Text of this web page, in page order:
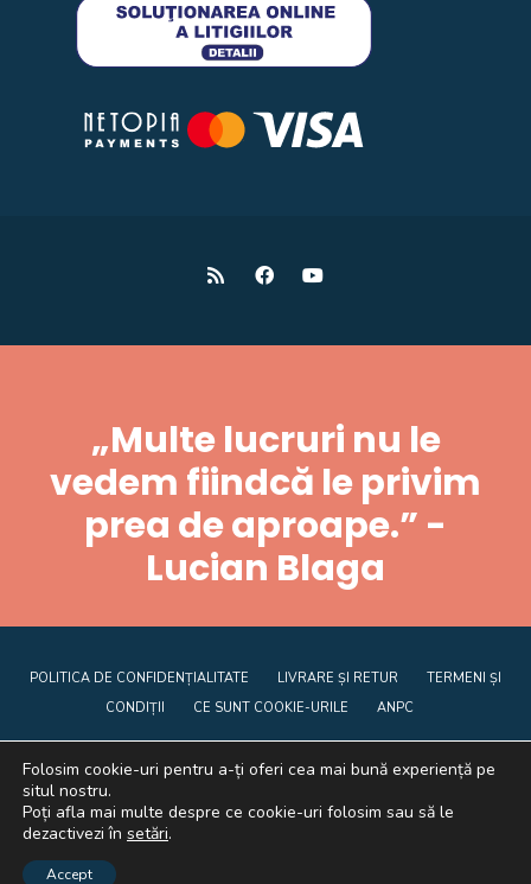
„Multe lucruri nu le
vedem fiindcă le privim
prea de aproape.” -
Lucian Blaga
POLITICA DE CONFIDENȚIALITATE LIVRARE ȘI RETUR
TERMENI ȘI
CONDIȚII
CE SUNT COOKIE-URILE ANPC
Graficã și dezvoltare website
Folosim cookie-uri pentru a-ți oferi cea mai bună experiență pe
situl nostru.
Poți afla mai multe despre ce cookie-uri folosim sau să le
dezactivezi în setări.
Accept